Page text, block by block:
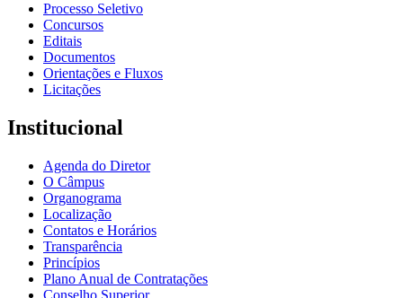
Processo Seletivo
Concursos
Editais
Documentos
Orientações e Fluxos
Licitações
Institucional
Agenda do Diretor
O Câmpus
Organograma
Localização
Contatos e Horários
Transparência
Princípios
Plano Anual de Contratações